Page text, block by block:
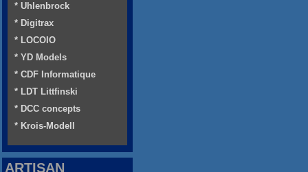
* Uhlenbrock
* Digitrax
* LOCOIO
* YD Models
* CDF Informatique
* LDT Littfinski
* DCC concepts
* Krois-Modell
ARTISAN